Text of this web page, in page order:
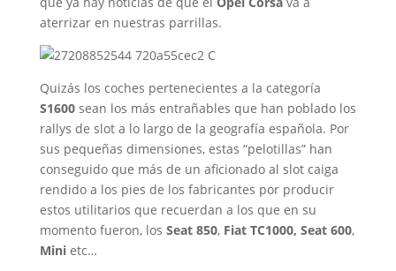
aterrizar en nuestras parrillas.
Quizás los coches pertenecientes a la categoría
S1600sean los más entrañables que han poblado los
rallys de slot a lo largo de la geografía española. Por
sus pequeñas dimensiones, estas “pelotillas” han
conseguido que más de un aficionado al slot caiga
rendido a los pies de los fabricantes por producir
estos utilitarios que recuerdan a los que en su
momento fueron, los Seat 850, Fiat TC1000, Seat 600,
Minietc…